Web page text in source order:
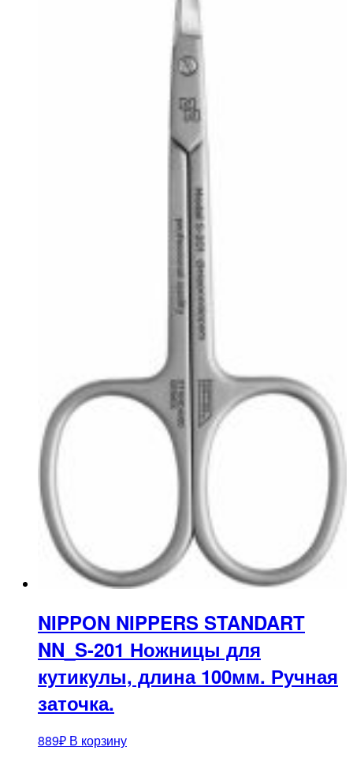
NIPPON NIPPERS STANDART
NN_S-201 Ножницы для
кутикулы, длина 100мм. Ручная
заточка.
889₽ В корзину